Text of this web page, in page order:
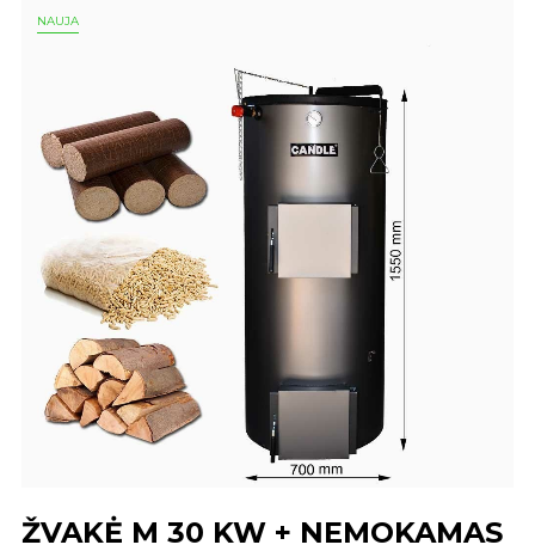
NAUJA
ŽVAKĖ M 30 KW + NEMOKAMAS